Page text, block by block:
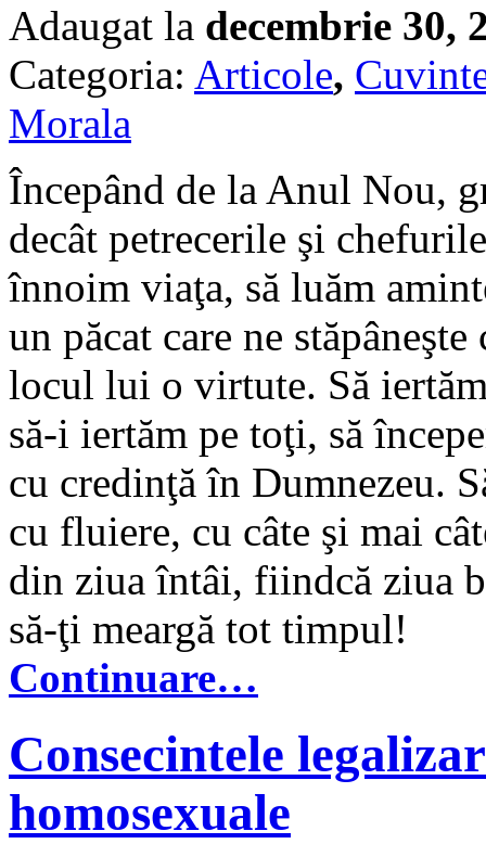
Adaugat la decembrie 30,
Categoria: Articole,
Morala
Începând de la Anul Nou,
decât petrecerile şi
înnoim viaţa, să luăm
un păcat care ne
locul lui o virtute. Să
să-i iertăm pe toţi, să
cu credinţă în Dumnezeu.
cu fluiere, cu câte şi mai
din ziua întâi, fiindcă ziua
să-ţi meargă tot timpul!
Continuare…
Consecintele
homosexuale